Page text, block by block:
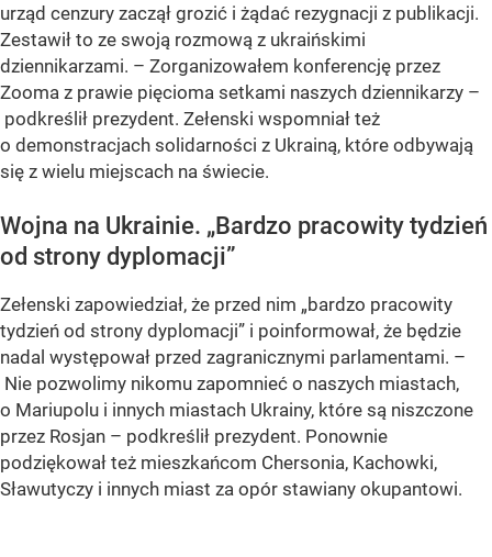
urząd cenzury zaczął grozić i żądać rezygnacji z publikacji.
Zestawił to ze swoją rozmową z ukraińskimi
dziennikarzami. – Zorganizowałem konferencję przez
Zooma z prawie pięcioma setkami naszych dziennikarzy –
podkreślił prezydent. Zełenski wspomniał też
o demonstracjach solidarności z Ukrainą, które odbywają
się z wielu miejscach na świecie.
Wojna na Ukrainie. „Bardzo pracowity tydzień
od strony dyplomacji”
Zełenski zapowiedział, że przed nim „bardzo pracowity
tydzień od strony dyplomacji” i poinformował, że będzie
nadal występował przed zagranicznymi parlamentami. –
Nie pozwolimy nikomu zapomnieć o naszych miastach,
o Mariupolu i innych miastach Ukrainy, które są niszczone
przez Rosjan – podkreślił prezydent. Ponownie
podziękował też mieszkańcom Chersonia, Kachowki,
Sławutyczy i innych miast za opór stawiany okupantowi.